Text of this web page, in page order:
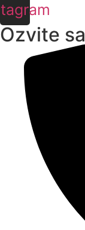
Ozvite sa